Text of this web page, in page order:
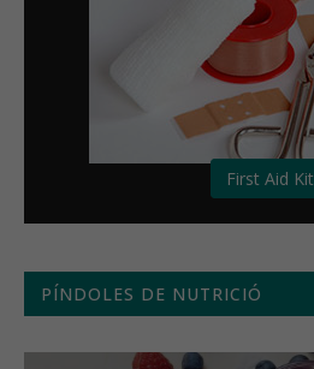
First Aid Kit
PÍNDOLES DE NUTRICIÓ